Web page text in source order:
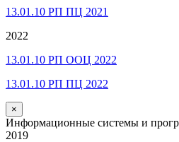
13.01.10 РП ПЦ 2021
2022
13.01.10 РП ООЦ 2022
13.01.10 РП ПЦ 2022
×
Информационные системы и
2019